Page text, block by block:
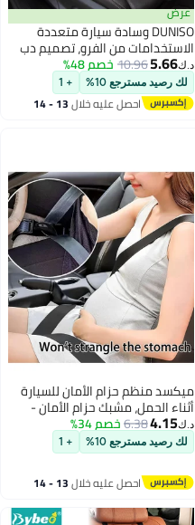
عرض
DUNISO وسادة سيارة متعددة
الاستخدامات من الفرو، تصميم دب
كرتوني لداخل السيارة، لدعم الظهر
والخصر للسيارة، كرسي المكتب
والمنزل، ناعمة ومتينة وقابلة
للغسل في الغسالة، 75x40 سم
د.ك‏5.66
10.96خصم 48%
لك رصيد مسترجع 10% + 1
احصل عليه خلال 13 - 14
ميكسد منظم حزام الأمان للسيارة
أثناء الحمل، مشبك حزام الأمان -
حزام مقعد السيارة للنساء الحوامل
لحماية الجنين - منع ضغط البطن -
ضروري للأمومة
د.ك‏4.15
6.38خصم 34%
لك رصيد مسترجع 10% + 1
احصل عليه خلال 13 - 14